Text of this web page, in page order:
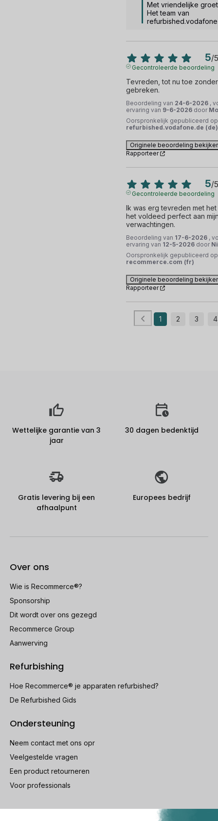
Met vriendelijke
Het team van
refurbished.vodafone
5/5
Gecontroleerde beoordeling
Tevreden, tot nu toe zonder
gebreken.
Beoordeling van 24-6-2026 ,
ervaring van 9-6-2026 door
Oorspronkelijk gepubliceerd op
refurbished.vodafone.de (de)
Originele beoordeling
Rapporteer
5/5
Gecontroleerde beoordeling
Ik was erg tevreden met
het voldeed perfect aan
verwachtingen.
Beoordeling van 17-6-2026 ,
ervaring van 12-5-2026 door
Oorspronkelijk gepubliceerd op
recommerce.com (fr)
Originele beoordeling
Rapporteer
1 2 3 4
Wettelijke garantie van 3
jaar
30 dagen bedenktijd
Gratis levering bij een
afhaalpunt
Europees bedrijf
Over ons
Wie is Recommerce®?
Sponsorship
Dit wordt over ons gezegd
Recommerce Group
Aanwerving
Refurbishing
Hoe Recommerce® je apparaten refurbished?
De Refurbished Gids
Ondersteuning
Neem contact met ons opr
Veelgestelde vragen
Een product retourneren
Voor professionals